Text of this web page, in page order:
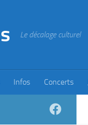
Le décalage culturel
Infos Concerts